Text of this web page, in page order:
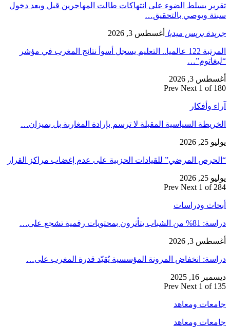
تقرير يسلط الضوء على انتهاكات طالت المهاجرين قبل وبعد دخول
سبتة ويوصي بالتحقيق…
جريدة بريس ميديا أغسطس 3, 2026
المرتبة 122 عالميا.. التعليم يسجل أسوأ نتائج المغرب في مؤشر
“ليغاتوم”…
أغسطس 3, 2026
Prev Next 1 of 180
آراء وأفكار
الخريطة السياسية المقبلة لا ترسم بإرادة المغاربة بل بميزان…
يوليو 25, 2026
“الحرص المرضي” للقيادات الحزبية على عدم إغضاب مراكز القرار
يوليو 25, 2026
Prev Next 1 of 284
أبحاث ودراسات
دراسة: 81% من الشباب يتأثرون بمحتويات رقمية تشجع على…
أغسطس 3, 2026
دراسة: انخفاض المرونة المؤسسية يُقيّد قدرة المغرب على…
ديسمبر 16, 2025
Prev Next 1 of 135
جامعات ومعاهد
جامعات ومعاهد